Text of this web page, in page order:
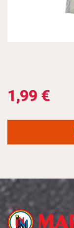
1,99 €